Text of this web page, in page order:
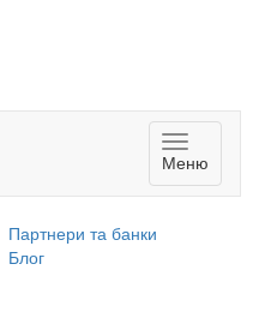
Toggle
Меню
Партнери та банки
Блог